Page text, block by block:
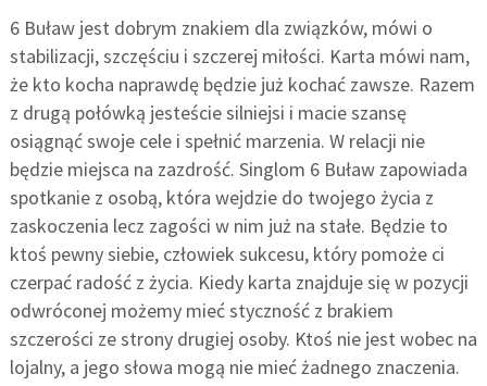
6 Buław jest dobrym znakiem dla związków, mówi o
stabilizacji, szczęściu i szczerej miłości. Karta mówi nam,
że kto kocha naprawdę będzie już kochać zawsze. Razem
z drugą połówką jesteście silniejsi i macie szansę
osiągnąć swoje cele i spełnić marzenia. W relacji nie
będzie miejsca na zazdrość. Singlom 6 Buław zapowiada
spotkanie z osobą, która wejdzie do twojego życia z
zaskoczenia lecz zagości w nim już na stałe. Będzie to
ktoś pewny siebie, człowiek sukcesu, który pomoże ci
czerpać radość z życia. Kiedy karta znajduje się w pozycji
odwróconej możemy mieć styczność z brakiem
szczerości ze strony drugiej osoby. Ktoś nie jest wobec na
lojalny, a jego słowa mogą nie mieć żadnego znaczenia.